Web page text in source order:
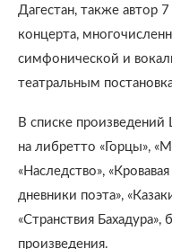
Дагестан, также автор
концерта,
симфонической и
театральным
В списке произведений
на либретто «Горцы»,
«Наследство»,
дневники поэта»,
«Странствия
произведения.